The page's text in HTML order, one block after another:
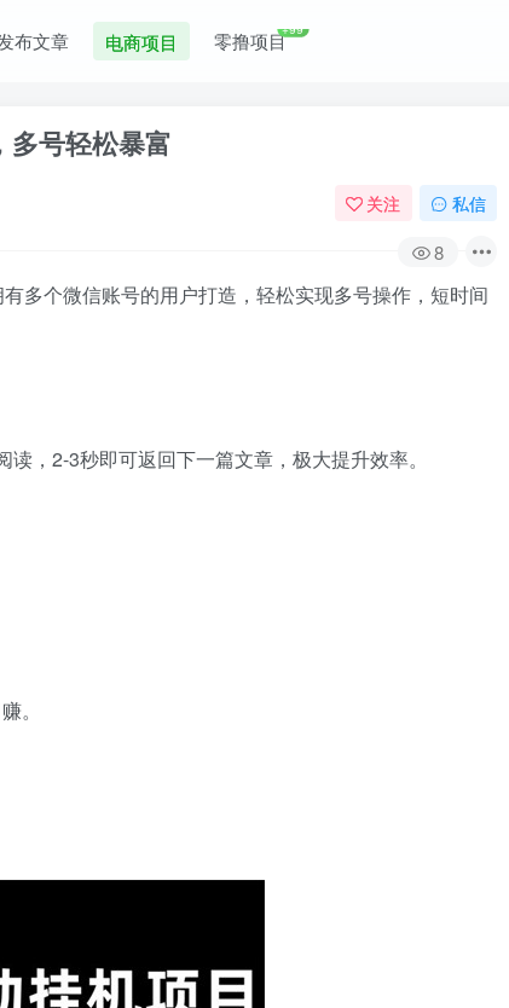
布文章 电商项目 零撸项目+99
多号轻松暴富
关注 私信
8
多个微信账号的用户打造，轻松实现多号操作，短时间
，2-3秒即可返回下一篇文章，极大提升效率。
。